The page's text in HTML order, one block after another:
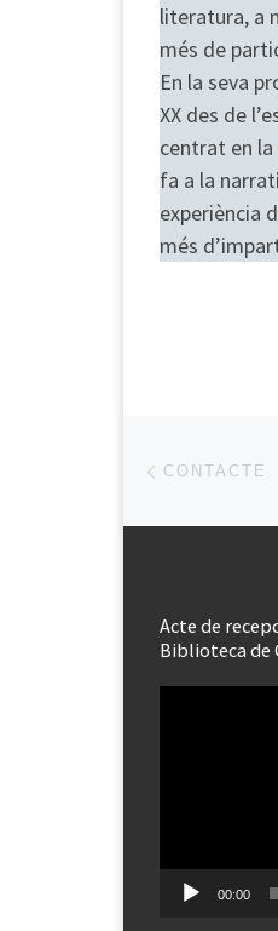
literatura, a
més de
En la seva
XX des de
centrat en
fa a la
experiència
més
Post
CONTACTE
Acte de
Biblioteca de
00:00